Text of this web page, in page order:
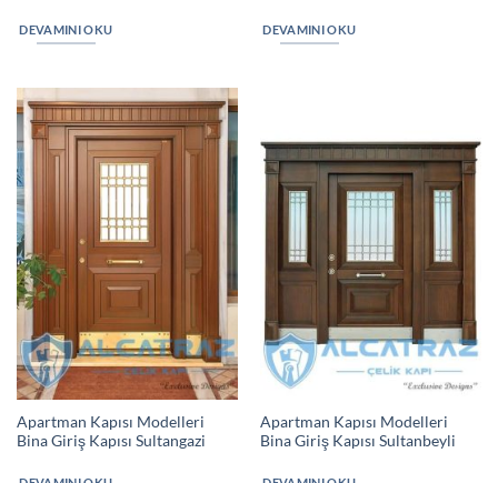
DEVAMINI OKU DEVAMINI OKU
Apartman Kapısı Modelleri
Bina Giriş Kapısı Sultangazi
Apartman Kapısı Modelleri
Bina Giriş Kapısı Sultanbeyli